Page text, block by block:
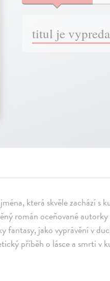
titul je
která skvěle zachází s
román oceňované
fantasy, jako vyprávění v
příběh o lásce a smrti v